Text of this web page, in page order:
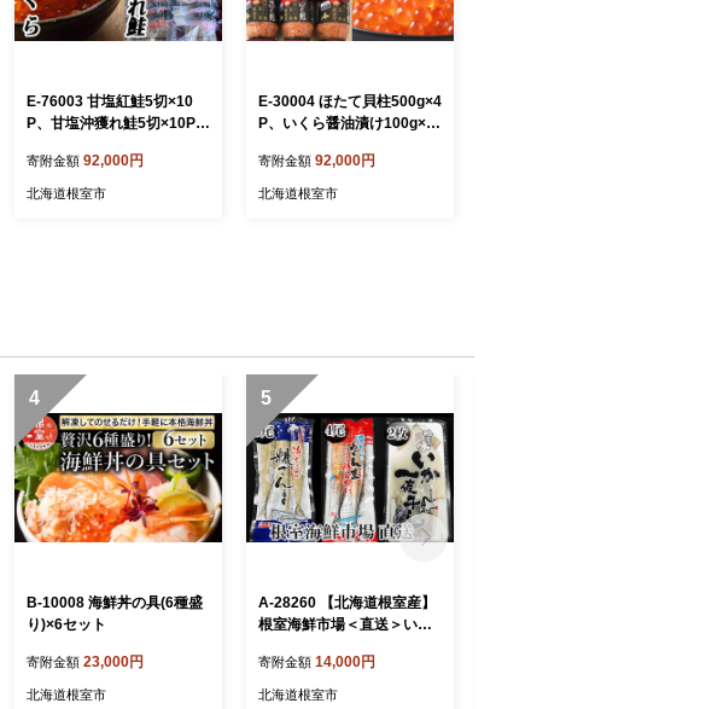
E-76003 甘塩紅鮭5切×10
P、甘塩沖獲れ鮭5切×10P、
寄附金額 92,000円
北海道根室市
E-30004 ほたて貝柱500g×4
P、いくら醤油漬け100g×4
寄附金額 92,000円
北海道根室市
4
B-10008 海鮮丼の具(6種盛
り)×6セット
寄附金額 23,000円
北海道根室市
5
A-28260 【北海道根室産】
根室海鮮市場＜直送＞いか
尾・糠さんま9尾
寄附金額 14,000円
北海道根室市